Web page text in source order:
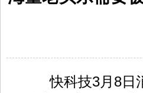
快科技3月8日